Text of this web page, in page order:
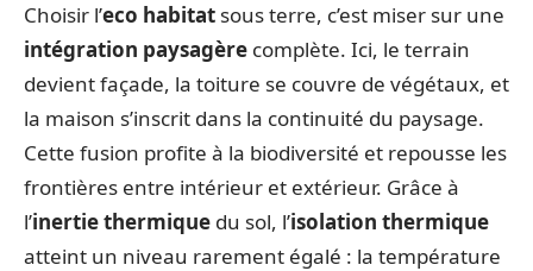
Choisir l’eco habitat sous terre, c’est miser sur une
intégration paysagère complète. Ici, le terrain
devient façade, la toiture se couvre de végétaux, et
la maison s’inscrit dans la continuité du paysage.
Cette fusion profite à la biodiversité et repousse les
frontières entre intérieur et extérieur. Grâce à
l’inertie thermique du sol, l’isolation thermique
atteint un niveau rarement égalé : la température